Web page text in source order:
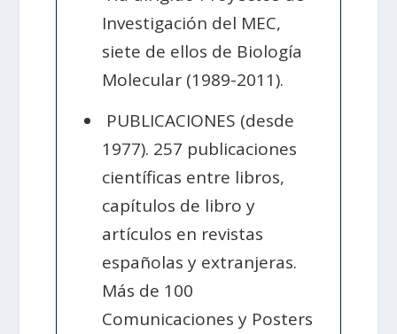
Investigación del MEC,
siete de ellos de Biología
Molecular (1989-2011).
PUBLICACIONES (desde
1977). 257 publicaciones
científicas entre libros,
capítulos de libro y
artículos en revistas
españolas y extranjeras.
Más de 100
Comunicaciones y Posters